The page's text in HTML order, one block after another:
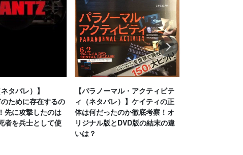
タバレ）】
ために存在するの
先に攻撃したのは
者を兵士として使
【パラノーマル・アクティビテ
ィ（ネタバレ）】ケイティの正
体は何だったのか徹底考察！オ
リジナル版とDVD版の結末の違
いは？
Next